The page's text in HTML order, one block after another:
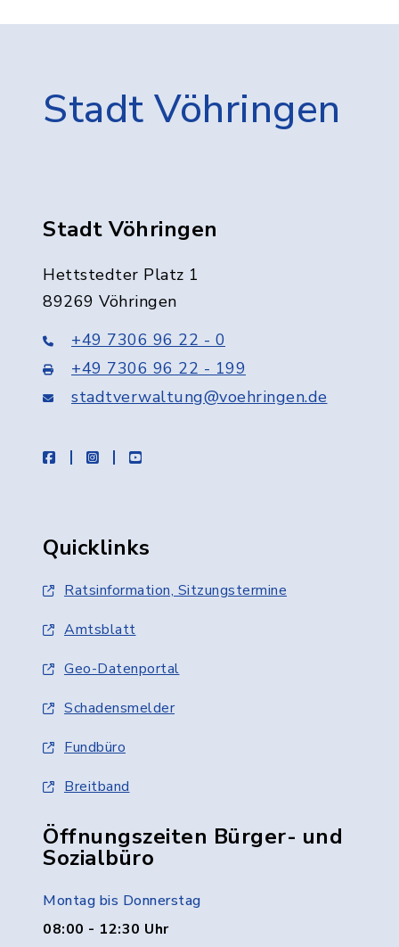
Stadt Vöhringen
Stadt Vöhringen
Hettstedter Platz 1
89269 Vöhringen
+49 7306 96 22 - 0
+49 7306 96 22 - 199
stadtverwaltung@voehringen.de
facebookinstagramyoutube
Quicklinks
Ratsinformation, Sitzungstermine
Amtsblatt
Geo-Datenportal
Schadensmelder
Fundbüro
Breitband
Öffnungszeiten Bürger- und
Sozialbüro
Montag bis Donnerstag
08:00 - 12:30 Uhr